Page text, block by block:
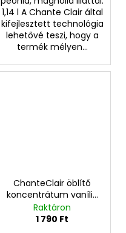
1,14 l A Chante Clair által
kifejlesztett technológia
lehetővé teszi, hogy a
termék mélyen...
ChanteClair öblítő
koncentrátum vanília
és argán 57 mosás
Raktáron
1 790 Ft